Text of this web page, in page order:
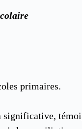
primaires.
significative,